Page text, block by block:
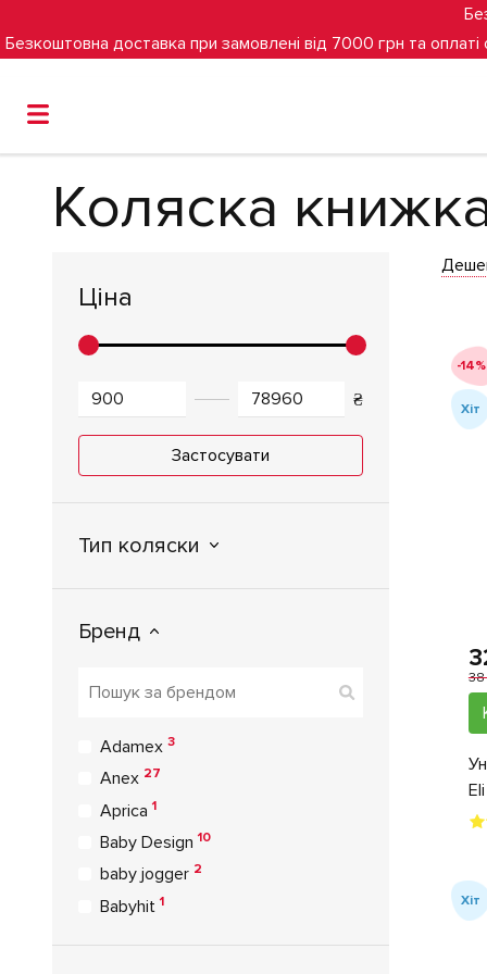
Безкоштовна доставка при замовлені від 7000 грн та оплаті
Коляска
Ціна
₴
Застосувати
Тип коляски
Бренд
Adamex 3
Anex 27
Aprica1
Baby Design10
baby jogger 2
Babyhit1
-14%
Хіт
38
Хіт